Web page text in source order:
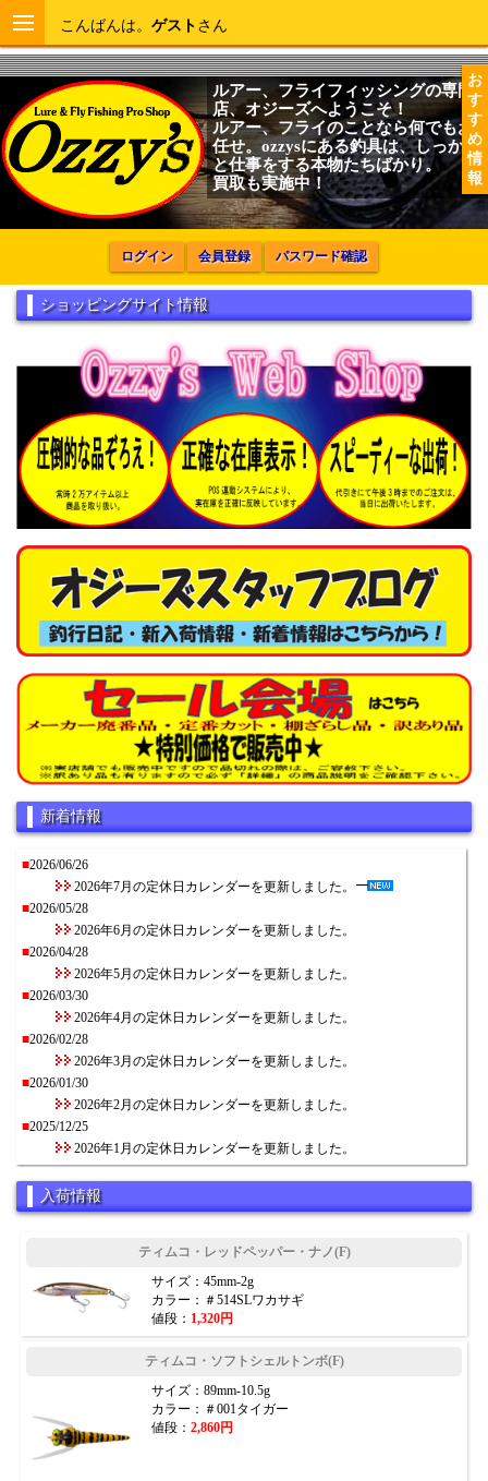
お
す
す
め
情
報
こんばんは。 ゲスト さん
ルアー、フライフィッシングの専門
店、オジーズへようこそ！
ルアー、フライのことなら何でもお
任せ。ozzysにある釣具は、しっかり
と仕事をする本物たちばかり。
買取も実施中！
ログイン 会員登録 パスワード確認
ショッピングサイト情報
新着情報
■2026/06/26
2026年7月の定休日カレンダーを更新しました。
■2026/05/28
2026年6月の定休日カレンダーを更新しました。
■2026/04/28
2026年5月の定休日カレンダーを更新しました。
■2026/03/30
2026年4月の定休日カレンダーを更新しました。
■2026/02/28
2026年3月の定休日カレンダーを更新しました。
■2026/01/30
2026年2月の定休日カレンダーを更新しました。
■2025/12/25
2026年1月の定休日カレンダーを更新しました。
入荷情報
ティムコ・レッドペッパー・ナノ(F)
サイズ：45mm-2g
カラー：＃514SLワカサギ
値段： 1,320円
ティムコ・ソフトシェルトンボ(F)
サイズ：89mm-10.5g
カラー：＃001タイガー
値段： 2,860円